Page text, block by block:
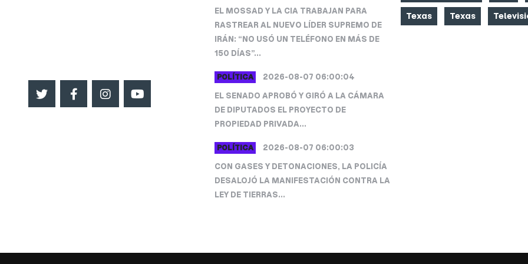
EL MOSSAD Y LA CIA TRABAJAN PARA
RASTREAR AL NUEVO LÍDER SUPREMO DE
IRÁN: “NO USÓ UN TELÉFONO EN MÁS DE
150 DÍAS”...
POLÍTICA
2026-08-07 06:00:04
EL SENADO APROBÓ Y GIRÓ A LA CÁMARA
DE DIPUTADOS EL PROYECTO DE
PROPIEDAD PRIVADA...
POLÍTICA
2026-08-07 06:00:03
CON GASES Y DETONACIONES, LA POLICÍA
DESALOJÓ LA MANIFESTACIÓN CONTRA LA
LEY DE TIERRAS...
Texas Texas